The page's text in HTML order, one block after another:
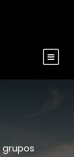
grupos